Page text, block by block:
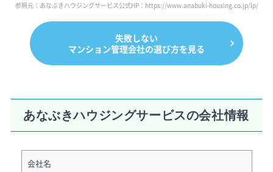
参照元：あなぶきハウジングサービス公式HP： https://www.anabuki-housing.co.jp/lp/
失敗しない
マンション管理会社の選び方を見る
あなぶきハウジングサービスの会社情報
会社名